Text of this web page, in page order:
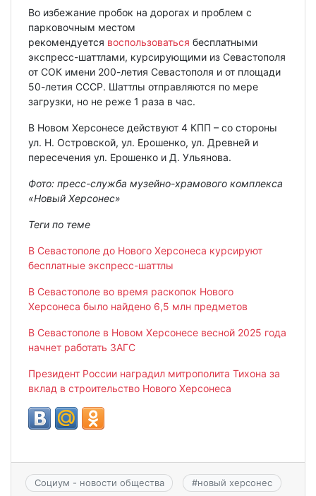
Во избежание пробок на дорогах и проблем с
парковочным местом
рекомендуется воспользоваться бесплатными
экспресс-шаттлами, курсирующими из Севастополя
от СОК имени 200-летия Севастополя и от площади
50-летия СССР. Шаттлы отправляются по мере
загрузки, но не реже 1 раза в час.
В Новом Херсонесе действуют 4 КПП – со стороны
ул. Н. Островской, ул. Ерошенко, ул. Древней и
пересечения ул. Ерошенко и Д. Ульянова.
Фото: пресс-служба музейно-храмового комплекса
«Новый Херсонес»
Теги по теме
В Севастополе до Нового Херсонеса курсируют
бесплатные экспресс-шаттлы
В Севастополе во время раскопок Нового
Херсонеса было найдено 6,5 млн предметов
В Севастополе в Новом Херсонесе весной 2025 года
начнет работать ЗАГС
Президент России наградил митрополита Тихона за
вклад в строительство Нового Херсонеса
Социум - новости общества #новый херсонес